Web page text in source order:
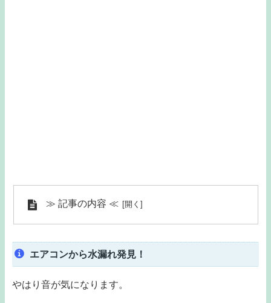
≫ 記事の内容 ≪
エアコンから水漏れ発見！
やはり音が気になります。